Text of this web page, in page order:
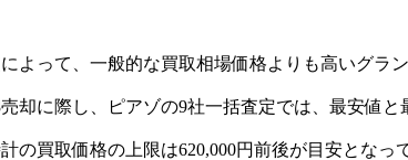
よって、一般的な買取相場価格よりも高いグラ
却に際し、ピアゾの9社一括査定では、最安値
の買取価格の上限は620,000円前後が目安となっ